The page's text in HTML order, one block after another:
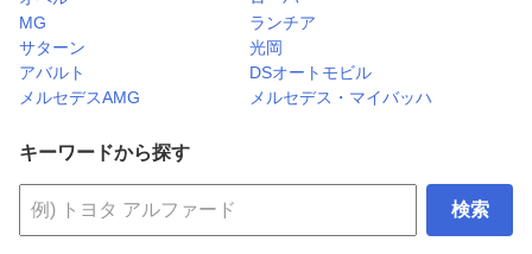
MG
ランチア
サターン
光岡
アバルト
DSオートモビル
メルセデスAMG
メルセデス・マイバッハ
キーワードから探す
検索